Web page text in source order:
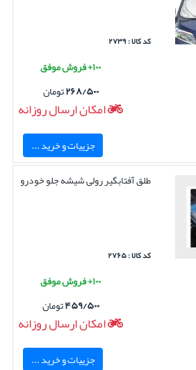
کد کالا : ۲۷۳۹
۱۰۰+ فروش موفق
۲۶۸/۵۰۰تومان
امکان ارسال روزانه
جزییات و خرید ...
طلق آفتابگیر رولی شیشه جلو خودرو
کد کالا : ۲۷۶۵
۱۰۰+ فروش موفق
۴۵۹/۵۰۰تومان
امکان ارسال روزانه
جزییات و خرید ...